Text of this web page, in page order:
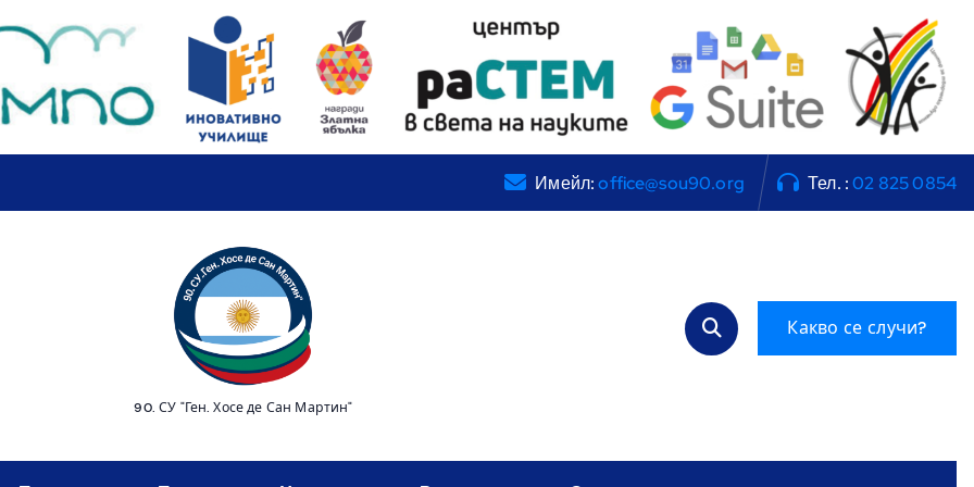
Имейл: office@sou90.org Тел. : 02 825 0854
90. СУ "Ген. Хосе де Сан Мартин"